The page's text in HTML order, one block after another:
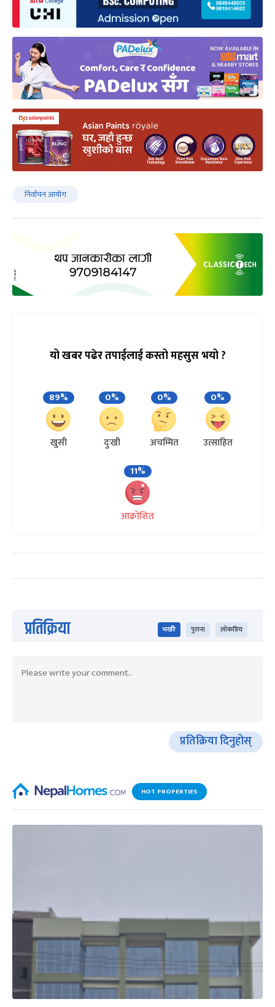
निर्वाचन आयोग
यो खबर पढेर तपाईलाई कस्तो महसुस भयो ?
89%
खुसी
0%
दुःखी
0%
अचम्मित
0%
उत्साहित
11%
आक्रोशित
प्रतिक्रिया भर्खरै पुराना लोकप्रिय
प्रतिक्रिया दिनुहोस्
HOT PROPERTIES